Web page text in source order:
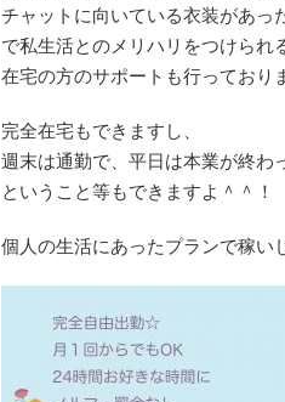
チャットに向いている衣装があっ
で私生活とのメリハリをつけられ
在宅の方のサポートも行ってお
完全在宅もできますし、
週末は通勤で、平日は本業が終わ
ということ等もできますよ＾＾！
個人の生活にあったプランで稼い